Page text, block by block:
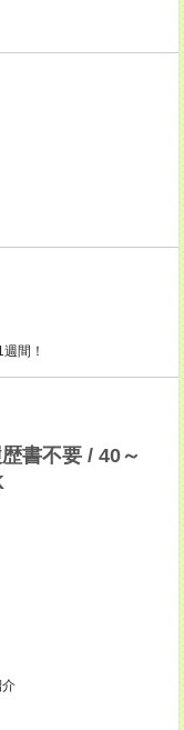
間！
書不要 / 40～